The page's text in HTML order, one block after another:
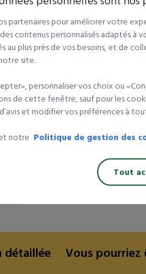
plateforme de pesage
faciliter l’accès aux
enmétal émaillé, elle
150 x 150 cmgarantissant
même pour des charges
soignée et sa
équipement sûr et
professionnels
de la rampe
plateforme de pesage
détaillée Vous pourriez
partenaires pour améliorer votre
contenus personnalisés adaptés à
plus près de vos besoins, et de
site.
personnaliser vos choix ou
de cette fenêtre, sauf pour les
et modifier vos préférences à
notre Politique de gestion des
Tout